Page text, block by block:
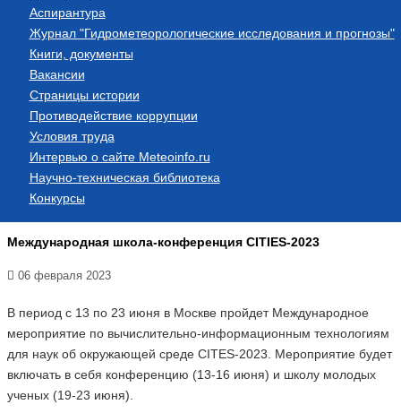
Аспирантура
Журнал "Гидрометеорологические исследования и прогнозы"
Книги, документы
Вакансии
Страницы истории
Противодействие коррупции
Условия труда
Интервью о сайте Meteoinfo.ru
Научно-техническая библиотека
Конкурсы
Международная школа-конференция CITIES-2023
06 февраля 2023
В период с 13 по 23 июня в Москве пройдет Международное
мероприятие по вычислительно-информационным технологиям
для наук об окружающей среде CITES-2023. Мероприятие будет
включать в себя конференцию (13-16 июня) и школу молодых
ученых (19-23 июня).